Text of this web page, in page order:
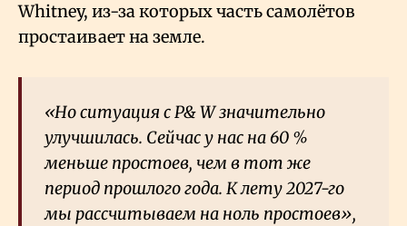
Whitney, из-за которых часть самолётов
простаивает на земле.
«Но ситуация с P& W значительно
улучшилась. Сейчас у нас на 60 %
меньше простоев, чем в тот же
период прошлого года. К лету 2027-го
мы рассчитываем на ноль простоев»,